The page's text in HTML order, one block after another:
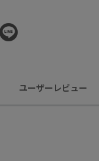
ユーザーレビュー